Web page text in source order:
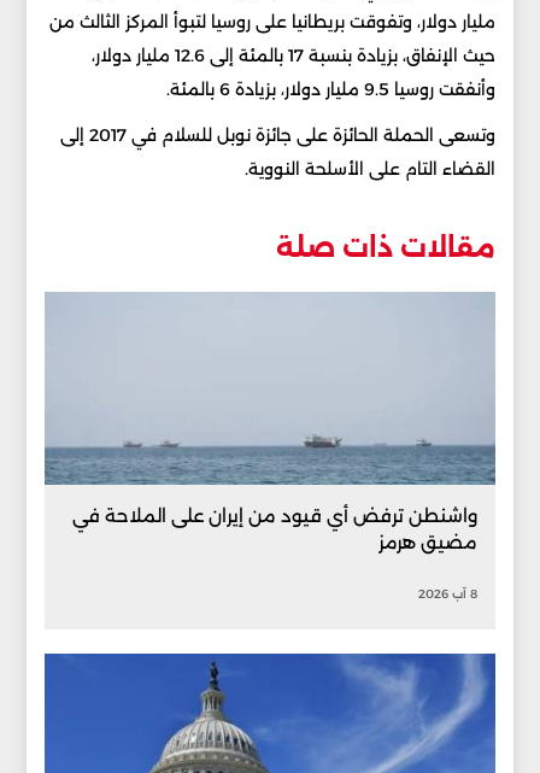
مليار دولار، وتفوقت بريطانيا على روسيا لتبوأ المركز الثالث ​من
حيث الإنفاق، بزيادة بنسبة 17 بالمئة إلى 12.6 مليار دولار،
وأنفقت روسيا 9.5 مليار دولار، بزيادة 6 بالمئة.
وتسعى ​الحملة ‌الحائزة على جائزة نوبل للسلام في 2017 ​إلى
القضاء التام على الأسلحة النووية.
مقالات ذات صلة
واشنطن ترفض أي قيود من إيران على الملاحة في
مضيق هرمز
8 آب 2026